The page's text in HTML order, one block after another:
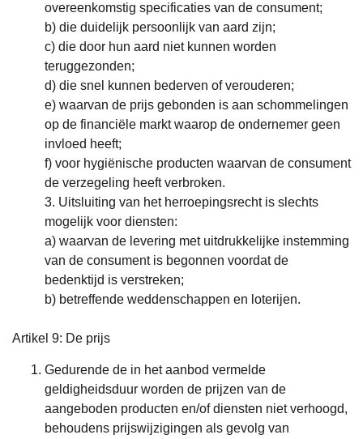
overeenkomstig specificaties van de consument;
b) die duidelijk persoonlijk van aard zijn;
c) die door hun aard niet kunnen worden
teruggezonden;
d) die snel kunnen bederven of verouderen;
e) waarvan de prijs gebonden is aan schommelingen
op de financiële markt waarop de ondernemer geen
invloed heeft;
f) voor hygiënische producten waarvan de consument
de verzegeling heeft verbroken.
3. Uitsluiting van het herroepingsrecht is slechts
mogelijk voor diensten:
a) waarvan de levering met uitdrukkelijke instemming
van de consument is begonnen voordat de
bedenktijd is verstreken;
b) betreffende weddenschappen en loterijen.
Artikel 9: De prijs
Gedurende de in het aanbod vermelde
geldigheidsduur worden de prijzen van de
aangeboden producten en/of diensten niet verhoogd,
behoudens prijswijzigingen als gevolg van